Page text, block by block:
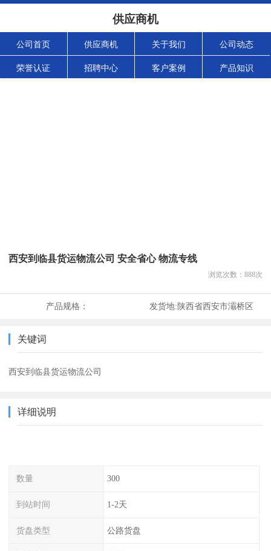
供应商机
公司首页 供应商机 关于我们 公司动态
荣誉认证 招聘中心 客户案例 产品知识
西安到临县货运物流公司 安全省心 物流专线
浏览次数： 888次
产品规格： 发货地:陕西省西安市灞桥区
关键词
西安到临县货运物流公司
详细说明
数量 300
到站时间 1-2天
货盘类型 公路货盘